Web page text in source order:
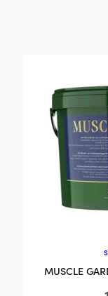
MUSCLE